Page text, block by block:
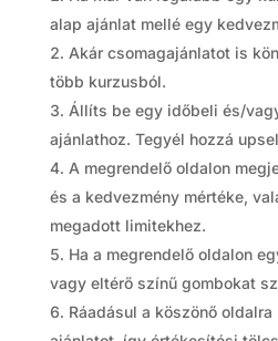
alap ajánlat mellé egy
Akár csomagajánlatot is
több kurzusból.
Állíts be egy időbeli és/
ajánlathoz. Tegyél hozzá
A megrendelő oldalon
és a kedvezmény mértéke,
megadott limitekhez.
Ha a megrendelő oldalon
vagy eltérő színű gombokat
Ráadásul a köszönő